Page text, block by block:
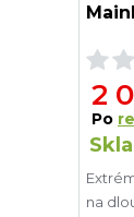
2
Po
na